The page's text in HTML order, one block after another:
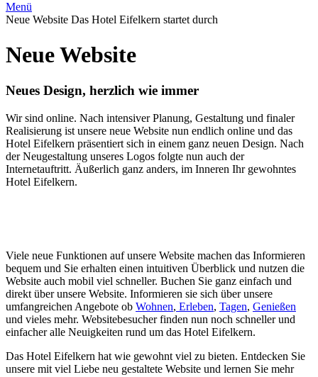
Menü
Neue Website Das Hotel Eifelkern startet durch
Neue Website
Neues Design, herzlich wie immer
Wir sind online. Nach intensiver Planung, Gestaltung und finaler
Realisierung ist unsere neue Website nun endlich online und das
Hotel Eifelkern präsentiert sich in einem ganz neuen Design. Nach
der Neugestaltung unseres Logos folgte nun auch der
Internetauftritt. Äußerlich ganz anders, im Inneren Ihr gewohntes
Hotel Eifelkern.
Viele neue Funktionen auf unsere Website machen das Informieren
bequem und Sie erhalten einen intuitiven Überblick und nutzen die
Website auch mobil viel schneller. Buchen Sie ganz einfach und
direkt über unsere Website. Informieren sie sich über unsere
umfangreichen Angebote ob Wohnen, Erleben, Tagen, Genießen
und vieles mehr. Websitebesucher finden nun noch schneller und
einfacher alle Neuigkeiten rund um das Hotel Eifelkern.
Das Hotel Eifelkern hat wie gewohnt viel zu bieten. Entdecken Sie
unsere mit viel Liebe neu gestaltete Website und lernen Sie mehr